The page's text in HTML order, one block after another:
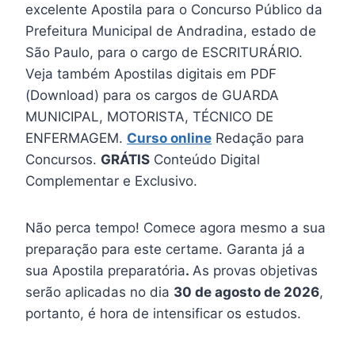
excelente Apostila para o Concurso Público da
Prefeitura Municipal de Andradina, estado de
São Paulo, para o cargo de ESCRITURÁRIO.
Veja também Apostilas digitais em PDF
(Download) para os cargos de GUARDA
MUNICIPAL, MOTORISTA, TÉCNICO DE
ENFERMAGEM. Curso online Redação para
Concursos. GRÁTIS Conteúdo Digital
Complementar e Exclusivo.
Não perca tempo! Comece agora mesmo a sua
preparação para este certame. Garanta já a
sua Apostila preparatória. As provas objetivas
serão aplicadas no dia 30 de agosto de 2026,
portanto, é hora de intensificar os estudos.